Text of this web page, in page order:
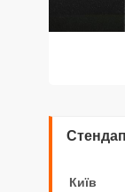
Київ